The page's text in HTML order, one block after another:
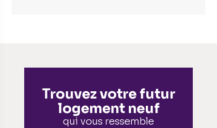
Trouvez votre futur
logement neuf
qui vous ressemble